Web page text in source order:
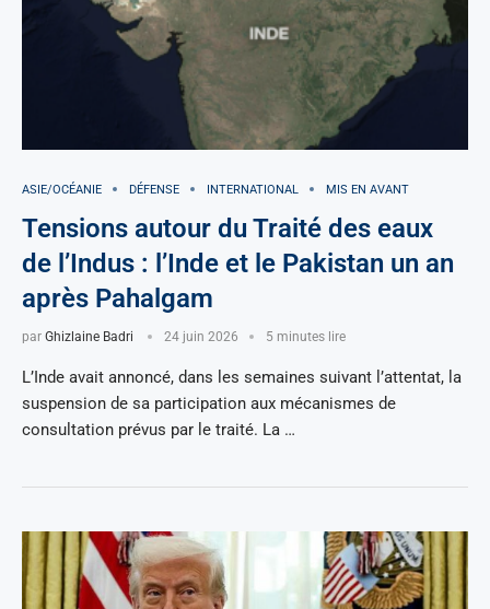
ASIE/OCÉANIE DÉFENSE INTERNATIONAL MIS EN AVANT
Tensions autour du Traité des eaux
de l’Indus : l’Inde et le Pakistan un an
après Pahalgam
par Ghizlaine Badri 24 juin 2026 5 minutes lire
L’Inde avait annoncé, dans les semaines suivant l’attentat, la
suspension de sa participation aux mécanismes de
consultation prévus par le traité. La …